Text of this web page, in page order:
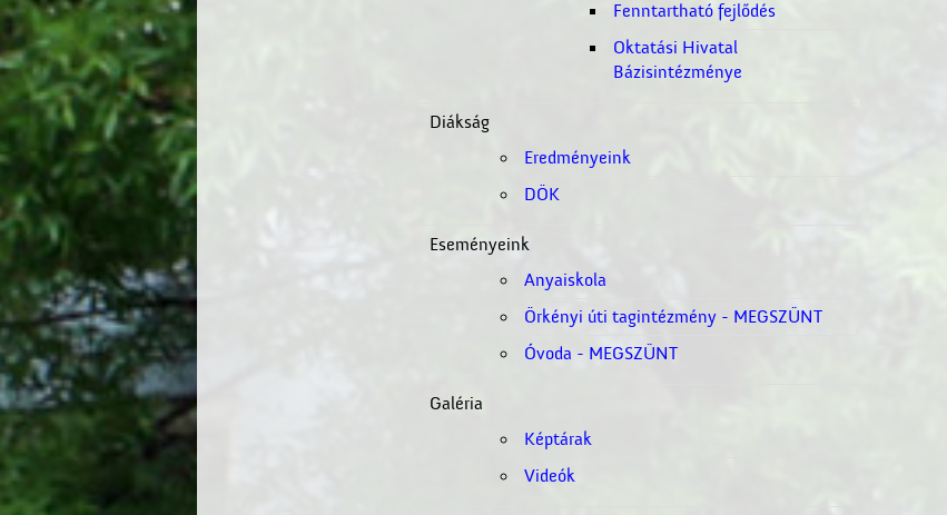
Fenntartható fejlődés
Oktatási Hivatal
Bázisintézménye
Diákság
Eredményeink
DÖK
Eseményeink
Anyaiskola
Örkényi úti tagintézmény - MEGSZÜNT
Óvoda - MEGSZÜNT
Galéria
Képtárak
Videók